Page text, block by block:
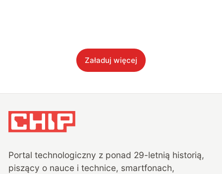
Załaduj więcej
Portal technologiczny z ponad 29-letnią historią,
piszący o nauce i technice, smartfonach,